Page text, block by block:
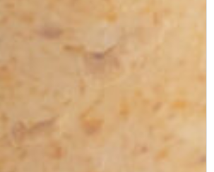
Halloumi Pesto Fries
vegetarisch
Mezze & Dips